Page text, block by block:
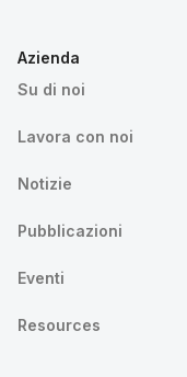
Azienda
Su di noi
Lavora con noi
Notizie
Pubblicazioni
Eventi
Resources